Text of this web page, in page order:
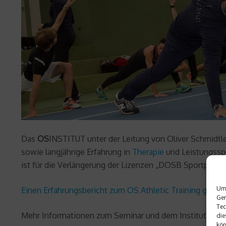
Das OSINSTITUT unter der Leitung von Oliver
sowie langjährige Erfahrung in Therapie und
ist für die Verlängerung der Lizenzen „DOSB
Einen Erfahrungsbericht zum OS Athletic Training gibt
Mehr Informationen zum Seminar und dem Institut